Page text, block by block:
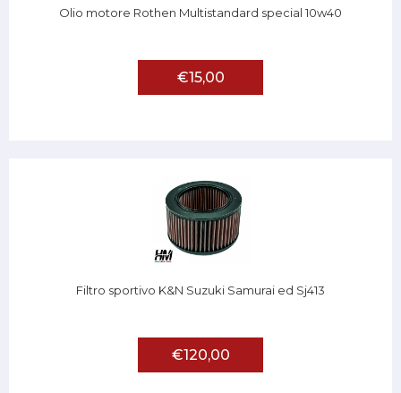
Olio motore Rothen Multistandard special 10w40
€15,00
Filtro sportivo K&N Suzuki Samurai ed Sj413
€120,00